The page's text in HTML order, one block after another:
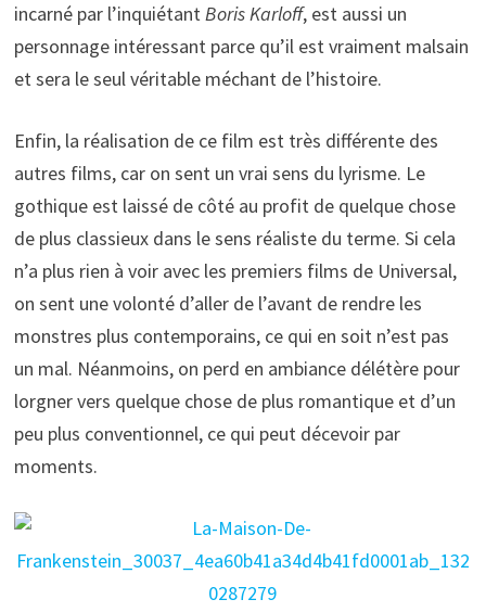
incarné par l’inquiétantBoris Karloff, est aussi un
personnage intéressant parce qu’il est vraiment malsain
et sera le seul véritable méchant de l’histoire.
Enfin, la réalisation de ce film est très différente des
autres films, car on sent un vrai sens du lyrisme. Le
gothique est laissé de côté au profit de quelque chose
de plus classieux dans le sens réaliste du terme. Si cela
n’a plus rien à voir avec les premiers films de Universal,
on sent une volonté d’aller de l’avant de rendre les
monstres plus contemporains, ce qui en soit n’est pas
un mal. Néanmoins, on perd en ambiance délétère pour
lorgner vers quelque chose de plus romantique et d’un
peu plus conventionnel, ce qui peut décevoir par
moments.